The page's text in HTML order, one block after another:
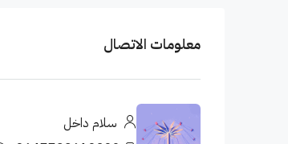
معلومات الاتصال
سلام داخل